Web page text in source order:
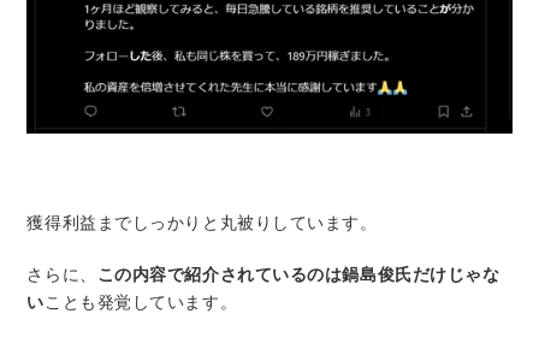
獲得利益までしっかりと丸被りしています。
さらに、 この内容で紹介されているのは鍋島俊氏だけじゃな
いことも発覚しています。